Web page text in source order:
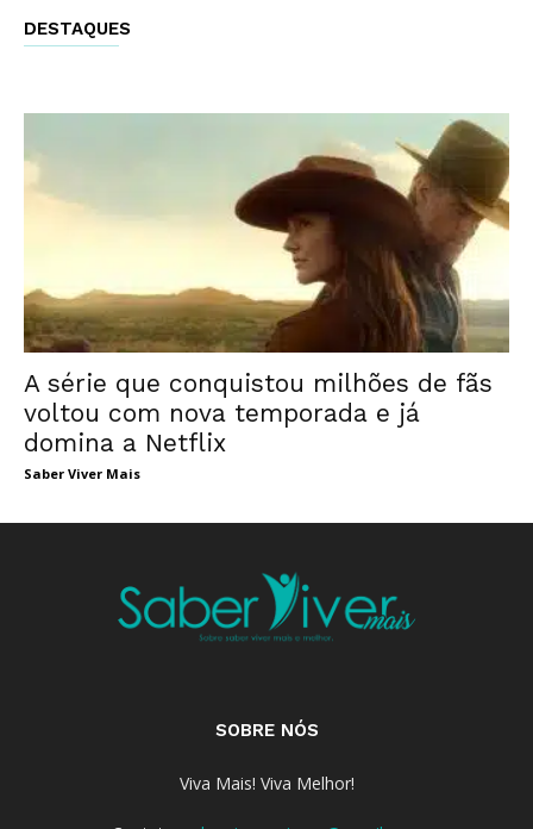
DESTAQUES
A série que conquistou milhões de fãs
voltou com nova temporada e já
domina a Netflix
Saber Viver Mais
SOBRE NÓS
Viva Mais! Viva Melhor!